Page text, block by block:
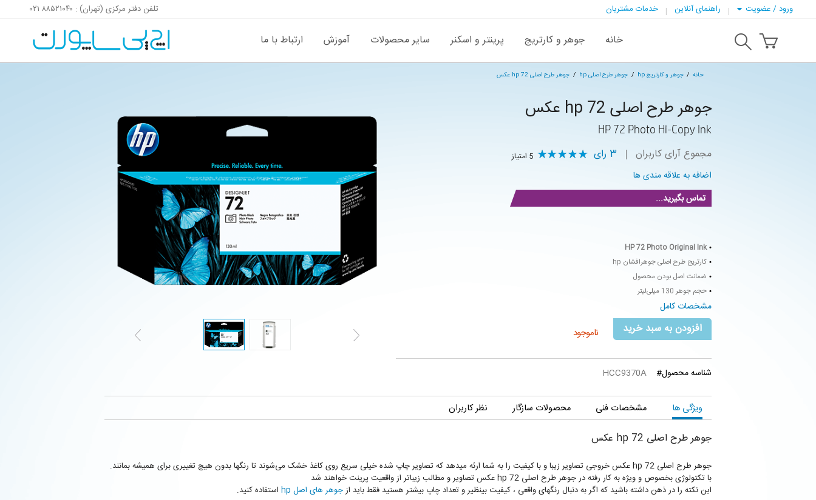
ورود / عضویت راهنمای آنلاین خدمات مشتریان تلفن دفتر مرکزی (تهران) : ۸۸۵۲۱۰۴۰ ۰۲۱
پرش به محتوای صفحه پرش به فوتر سایت
خانه جوهر و کارتریج پرینتر و اسکنر سایر محصولات آموزش ارتباط با ما
خانه جوهر و کارتریج hp جوهر طرح اصلی hp جوهر طرح اصلی hp 72 عکس
جوهر طرح اصلی hp 72 عکس
HP 72 Photo Hi-Copy Ink
مجموع آرای کاربران 3 رای 5 امتیاز
اضافه به علاقه مندی ها
تماس بگیرید...
HP 72 Photo Original Ink
کارتریج طرح اصلی جوهرافشان hp
ضمانت اصل بودن محصول
حجم جوهر 130 میلی‌لیتر
مشخصات کامل
افزودن به سبد خرید ناموجود
شناسه محصول# HCC9370A
ویژگی ها مشخصات فنی محصولات سازگار نظر کاربران
جوهر طرح اصلی hp 72 عکس
جوهر طرح اصلی hp 72 عکس خروجی تصاویر زیبا و با کیفیت را به شما ارئه میدهد که تصاویر چاپ شده خیلی سریع روی کاغذ خشک می‌شوند تا رنگها بدون هیچ تغییری برای همیشه بمانند.
با تکتولوژی بخصوص و ویژه به کار رفته در جوهر طرح اصلی hp 72 عکس تصاویر و مطالب زیباتر از واقعیت پرینت خواهند شد
این نکته را در ذهن داشته باشید که اگر به دنبال رنگهای واقعی ، کیفیت بینظیر و تعداد چاپ بیشتر هستید فقط باید ازجوهر های اصل hp
استفاده کنید.